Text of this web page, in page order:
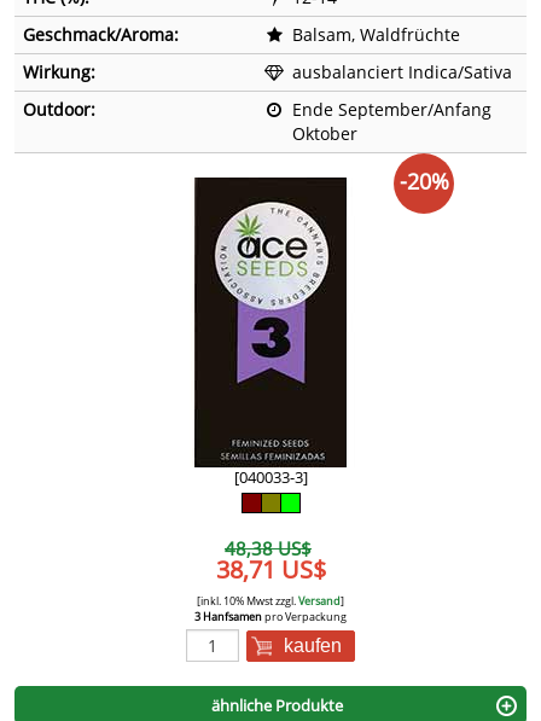
Geschmack/Aroma:
Balsam, Waldfrüchte
Wirkung:
ausbalanciert Indica/Sativa
Outdoor:
Ende September/Anfang
Oktober
[040033-3]
48,38 US$
38,71 US$
[inkl. 10% Mwst zzgl.Versand]
3 Hanfsamenpro Verpackung
kaufen
-20%
ähnliche Produkte